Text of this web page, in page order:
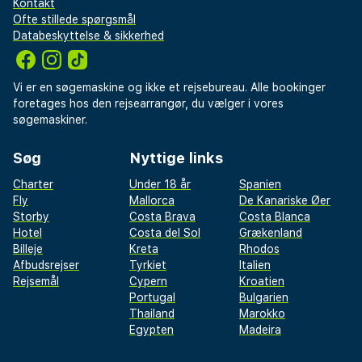
Kontakt
Ofte stillede spørgsmål
Databeskyttelse & sikkerhed
Vi er en søgemaskine og ikke et rejsebureau. Alle bookinger
foretages hos den rejsearrangør, du vælger i vores
søgemaskiner.
Søg
Charter
Fly
Storby
Hotel
Billeje
Afbudsrejser
Rejsemål
Nyttige links
Under 18 år
Spanien
Mallorca
De Kanariske Øer
Costa Brava
Costa Blanca
Costa del Sol
Grækenland
Kreta
Rhodos
Tyrkiet
Italien
Cypern
Kroatien
Portugal
Bulgarien
Thailand
Marokko
Egypten
Madeira